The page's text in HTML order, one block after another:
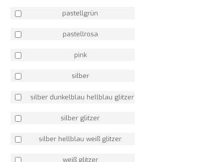
pastellgrün
pastellrosa
pink
silber
silber dunkelblau hellblau glitzer
silber glitzer
silber hellblau weiß glitzer
weiß glitzer